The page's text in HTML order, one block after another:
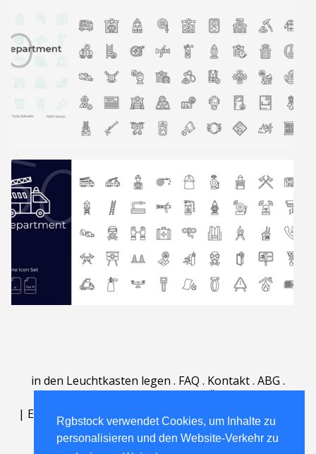
Rgbstock verwendet Cookies, um Inhalte zu
personalisieren und den Website-Verkehr zu
in den Leuchtkasten legen . FAQ . Kontakt. ABG .
| English | Deutsch Español | Polski | Português
Nederlands|